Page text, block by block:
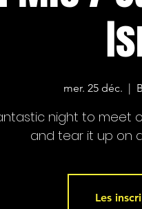
mer. 25 déc.
  |
night to meet
and tear it up on
Les